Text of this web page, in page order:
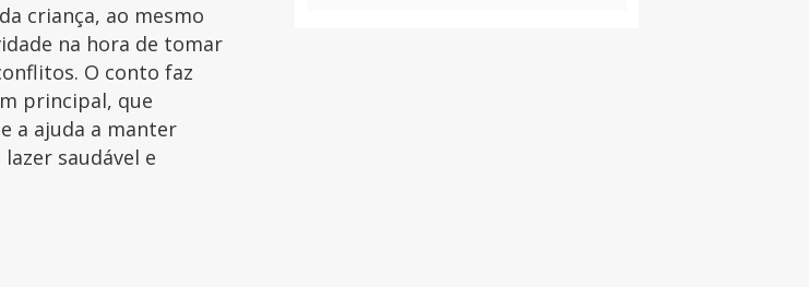
criança, ao mesmo
na hora de tomar
O conto faz
principal, que
a ajuda a manter
saudável e